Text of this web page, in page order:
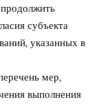
субъекта
указанных в
мер,
выполнения